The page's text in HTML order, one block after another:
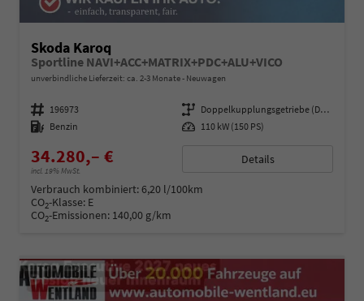
Skoda Karoq
Sportline NAVI+ACC+MATRIX+PDC+ALU+VICO
unverbindliche Lieferzeit: ca. 2-3 Monate Neuwagen
Fahrzeugnummer 196973 Getriebe
Doppelkupplungsgetriebe (DSG)
Kraftstoff Benzin Leistung 110 kW (150 PS)
34.280,– €
incl. 19% MwSt.
Details
Verbrauch kombiniert:6,20 l/100km
CO2-Klasse: E
CO2-Emissionen: 140,00 g/km